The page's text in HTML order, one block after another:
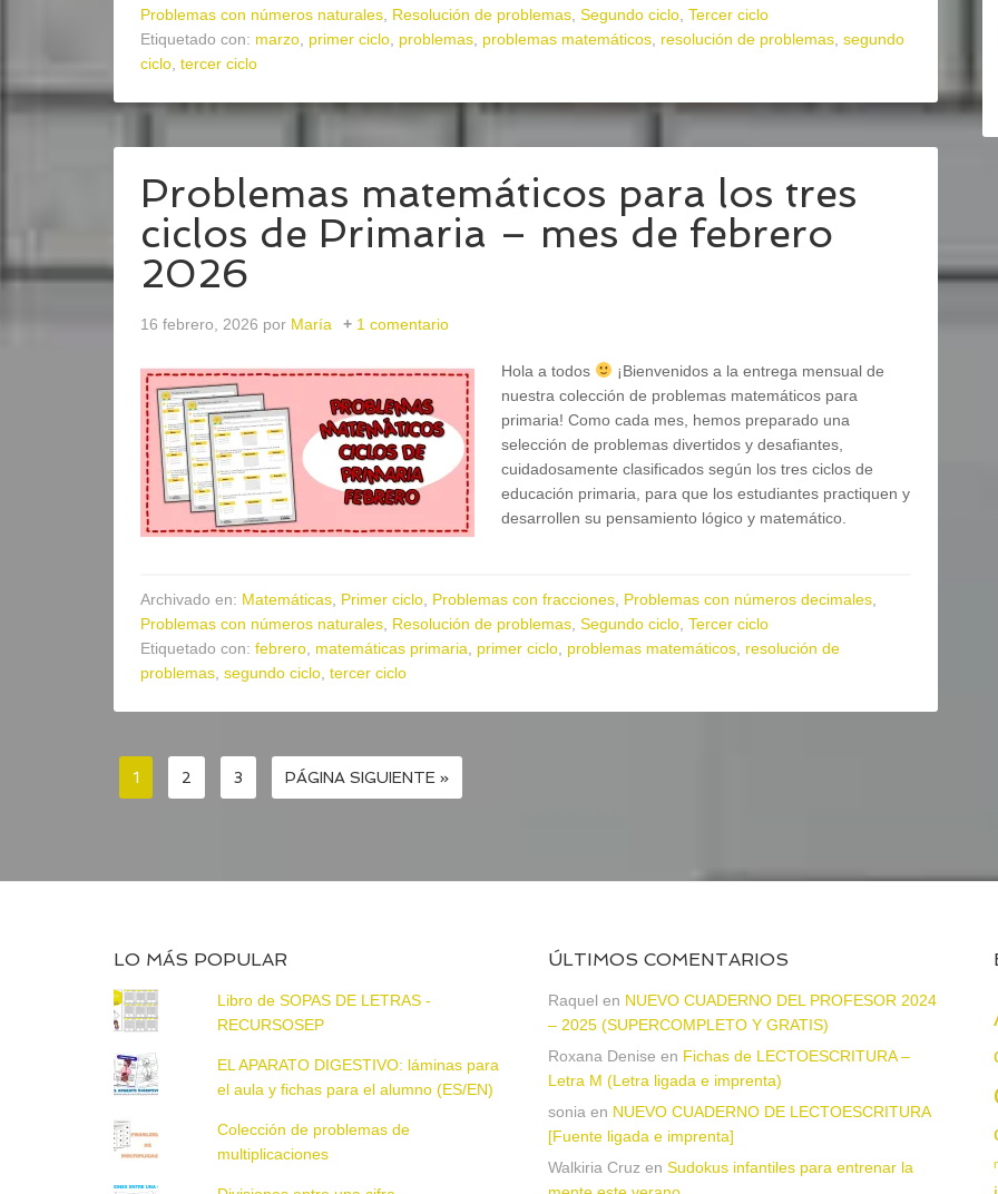
Problemas con números naturales Resolución de problemas Segundo ciclo Tercer ciclo
Etiquetado con: marzo primer ciclo problemas problemas matemáticos resolución de problemas segundo
ciclo tercer ciclo
Problemas matemáticos para los tres
ciclos de Primaria – mes de febrero
2026
16 febrero, 2026 por María 1 comentario
Hola a todos
¡Bienvenidos a la entrega mensual de
nuestra colección de problemas matemáticos para
primaria! Como cada mes, hemos preparado una
selección de problemas divertidos y desafiantes,
cuidadosamente clasificados según los tres ciclos de
educación primaria, para que los estudiantes practiquen y
desarrollen su pensamiento lógico y matemático.
Archivado en: Matemáticas Primer ciclo Problemas con fracciones Problemas con números decimales
Problemas con números naturales Resolución de problemas Segundo ciclo Tercer ciclo
Etiquetado con: febrero matemáticas primaria primer ciclo problemas matemáticos resolución de
problemas segundo ciclo tercer ciclo
1 2 3 PÁGINA SIGUIENTE »
LO MÁS POPULAR
Libro de SOPAS DE LETRAS -
RECURSOSEP
EL APARATO DIGESTIVO: láminas para
el aula y fichas para el alumno (ES/EN)
Colección de problemas de
multiplicaciones
ÚLTIMOS COMENTARIOS
Raquel en NUEVO CUADERNO DEL PROFESOR 2024
– 2025 (SUPERCOMPLETO Y GRATIS)
Roxana Denise en Fichas de LECTOESCRITURA –
Letra M (Letra ligada e imprenta)
sonia en NUEVO CUADERNO DE LECTOESCRITURA
[Fuente ligada e imprenta]
Walkiria Cruz en Sudokus infantiles para entrenar la